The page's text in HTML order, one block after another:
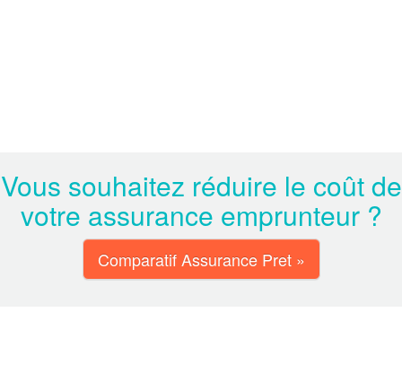
Vous souhaitez réduire le coût de
votre assurance emprunteur ?
Comparatif Assurance Pret »